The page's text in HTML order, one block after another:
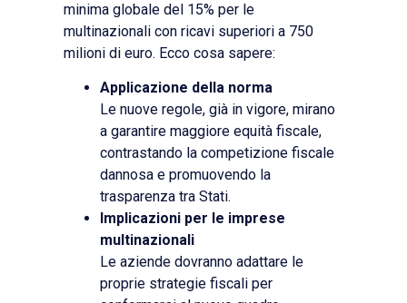
minima globale del 15% per le
multinazionali con ricavi superiori a 750
milioni di euro. Ecco cosa sapere:
Applicazione della norma
Le nuove regole, già in vigore, mirano
a garantire maggiore equità fiscale,
contrastando la competizione fiscale
dannosa e promuovendo la
trasparenza tra Stati.
Implicazioni per le imprese
multinazionali
Le aziende dovranno adattare le
proprie strategie fiscali per